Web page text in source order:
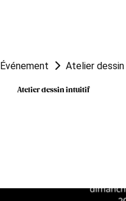
Événement Atelier
Atelier dessin intuitif